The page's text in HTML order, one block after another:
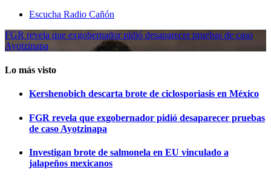
Escucha Radio Cañón
FGR revela que exgobernador pidió desaparecer pruebas de caso
Ayotzinapa
Lo más visto
Kershenobich descarta brote de ciclosporiasis en México
FGR revela que exgobernador pidió desaparecer pruebas
de caso Ayotzinapa
Investigan brote de salmonela en EU vinculado a
jalapeños mexicanos